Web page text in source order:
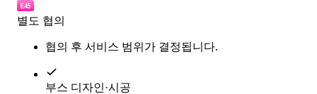
별도 협의
협의 후 서비스 범위가 결정됩니다.
부스 디자인·시공